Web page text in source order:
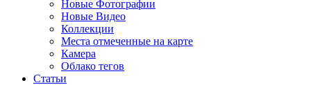
Новые Фотографии
Новые Видео
Коллекции
Места отмеченные на карте
Камера
Облако тегов
Статьи